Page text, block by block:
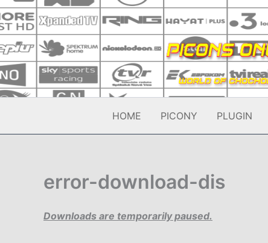
Přeskočit
na
obsah
HOME PICONY PLUGIN
error-download-dis
Downloads are temporarily paused.